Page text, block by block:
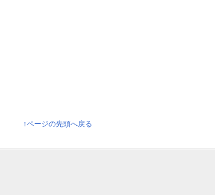
↑ページの先頭へ戻る